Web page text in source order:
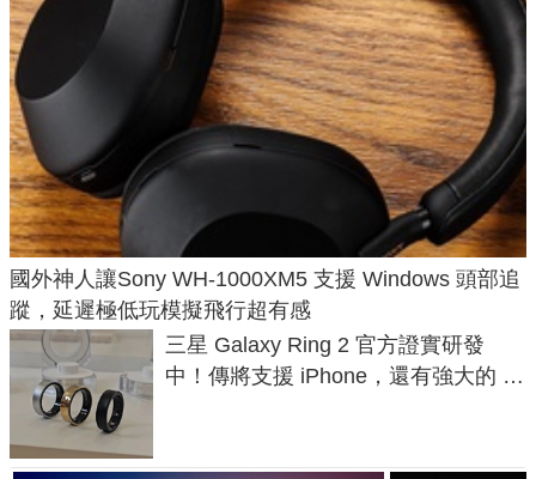
國外神人讓Sony WH-1000XM5 支援 Windows 頭部追
蹤，延遲極低玩模擬飛行超有感
三星 Galaxy Ring 2 官方證實研發
中！傳將支援 iPhone，還有強大的 AI